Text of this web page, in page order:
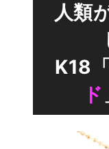
人類
K18
ド